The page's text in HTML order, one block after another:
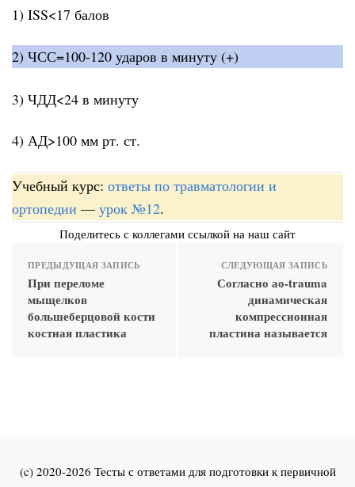
1) ISS<17 балов
2) ЧСС=100-120 ударов в минуту (+)
3) ЧДД<24 в минуту
4) АД>100 мм рт. ст.
Учебный курс: ответы по травматологии и
ортопедии — урок №12.
Поделитесь с коллегами ссылкой на наш сайт
ПРЕДЫДУЩАЯ ЗАПИСЬ
При переломе
мыщелков
большеберцовой кости
костная пластика
СЛЕДУЮЩАЯ ЗАПИСЬ
Согласно ао-trauma
динамическая
компрессионная
пластина называется
(c) 2020-2026 Тесты с ответами для подготовки к первичной